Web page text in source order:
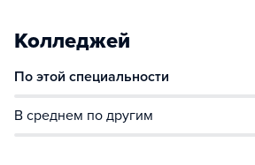
Колледжей
По этой специальности
В среднем по другим